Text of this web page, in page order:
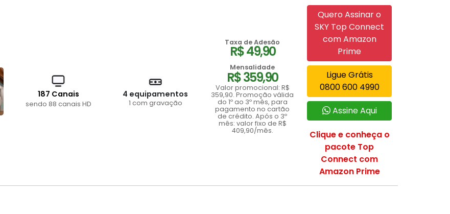
187 Canais
sendo 88 canais HD
4 equipamentos
1 com gravação
Taxa de Adesão
R$ 49,90
Mensalidade
R$ 359,90
Valor promocional: R$
359,90. Promoção válida
do 1º ao 3º mês, para
pagamento no cartão
de crédito. Após o 3º
mês: valor fixo de R$
409,90/mês.
Quero Assinar o
SKY Top Connect
com Amazon
Prime
Ligue Grátis
0800 600 4990
Assine Aqui
Clique e conheça o
pacote Top
Connect com
Amazon Prime